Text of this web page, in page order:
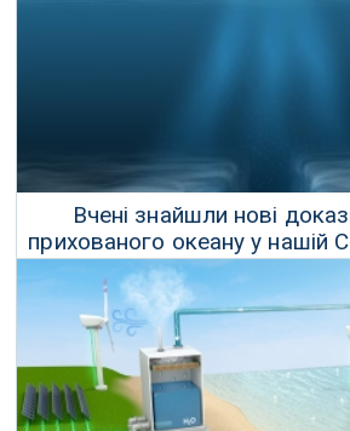
Вчені знайшли нові
прихованого океану у нашій